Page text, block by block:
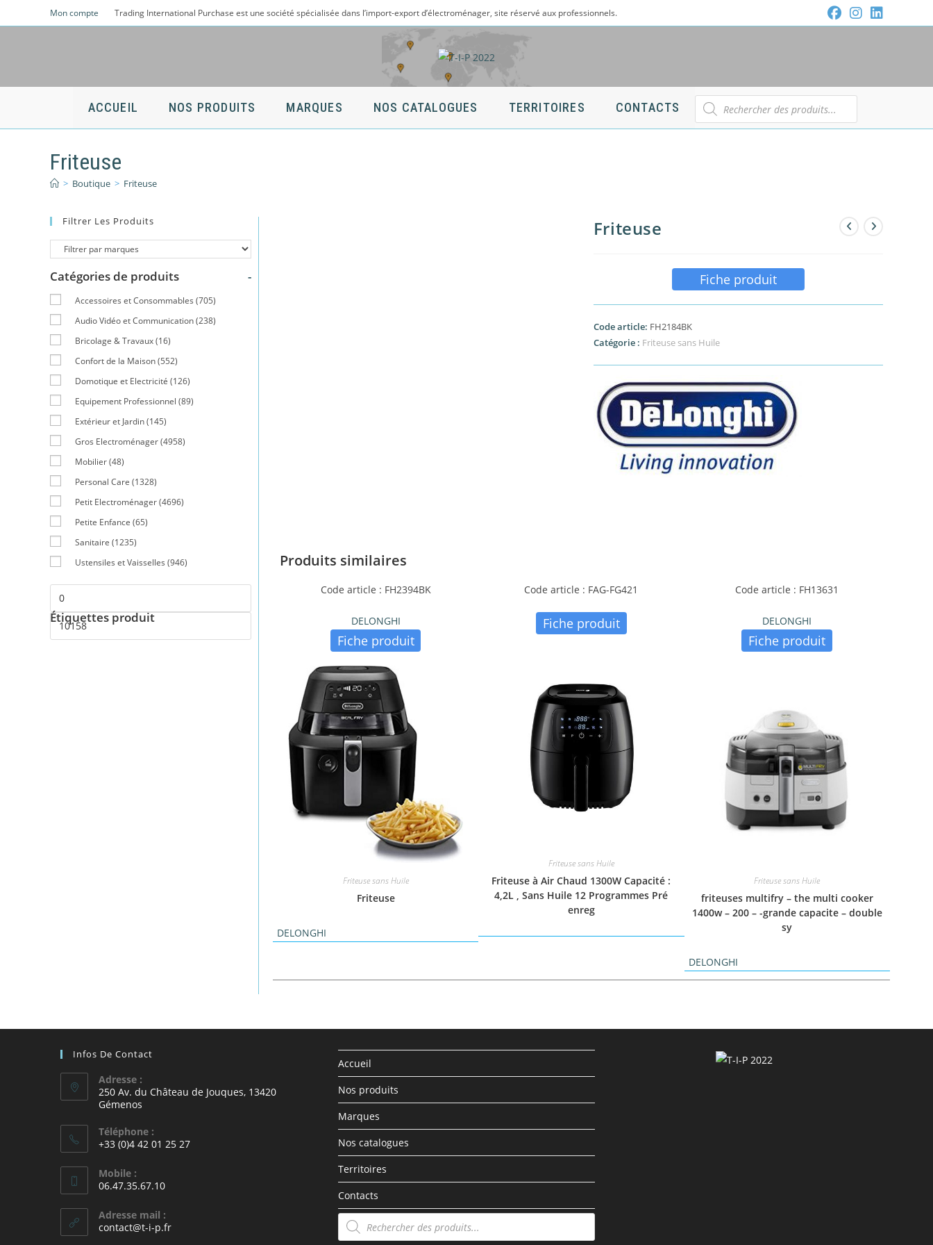
to
Mon compte Trading International Purchase est une société spécialisée dans l’import-export d’électroménager, site réservé aux professionnels.
ACCUEIL NOS PRODUITS MARQUES NOS CATALOGUES TERRITOIRES CONTACTS
Recherche
de
produits
Friteuse
> Boutique > Friteuse
Friteuse
Fiche produit
Code article: FH2184BK
Catégorie : Friteuse sans Huile
Produits similaires
Code article : FH2394BK
DELONGHI
Fiche produit
Friteuse sans Huile
Friteuse
DELONGHI
Code article : FAG-FG421
Fiche produit
Friteuse sans Huile
Friteuse à Air Chaud 1300W Capacité :
4,2L , Sans Huile 12 Programmes Pré
enreg
Code article : FH13631
DELONGHI
Fiche produit
Friteuse sans Huile
friteuses multifry – the multi cooker
1400w – 200 – -grande capacite – double
sy
DELONGHI
Filtrer Les Produits
Catégories de produits -
Accessoires et Consommables (705)
Audio Vidéo et Communication(238)
Bricolage & Travaux(16)
Confort de la Maison(552)
Domotique et Electricité (126)
Equipement Professionnel (89)
Extérieur et Jardin(145)
Gros Electroménager(4958)
Mobilier(48)
Personal Care (1328)
Petit Electroménager(4696)
Petite Enfance (65)
Sanitaire (1235)
Ustensiles et Vaisselles (946)
Étiquettes produit
Infos De Contact
Adresse :
250 Av. du Château de Jouques, 13420
Gémenos
Téléphone :
+33 (0)4 42 01 25 27
Mobile :
06.47.35.67.10
Adresse mail :
contact@t-i-p.fr
Accueil
Nos produits
Marques
Nos catalogues
Territoires
Contacts
Recherche
de
produits